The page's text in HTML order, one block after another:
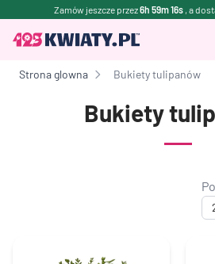
Zamów jeszcze przez6h 59m 15s , a
Strona glowna Bukiety tulipanów
Bukiety